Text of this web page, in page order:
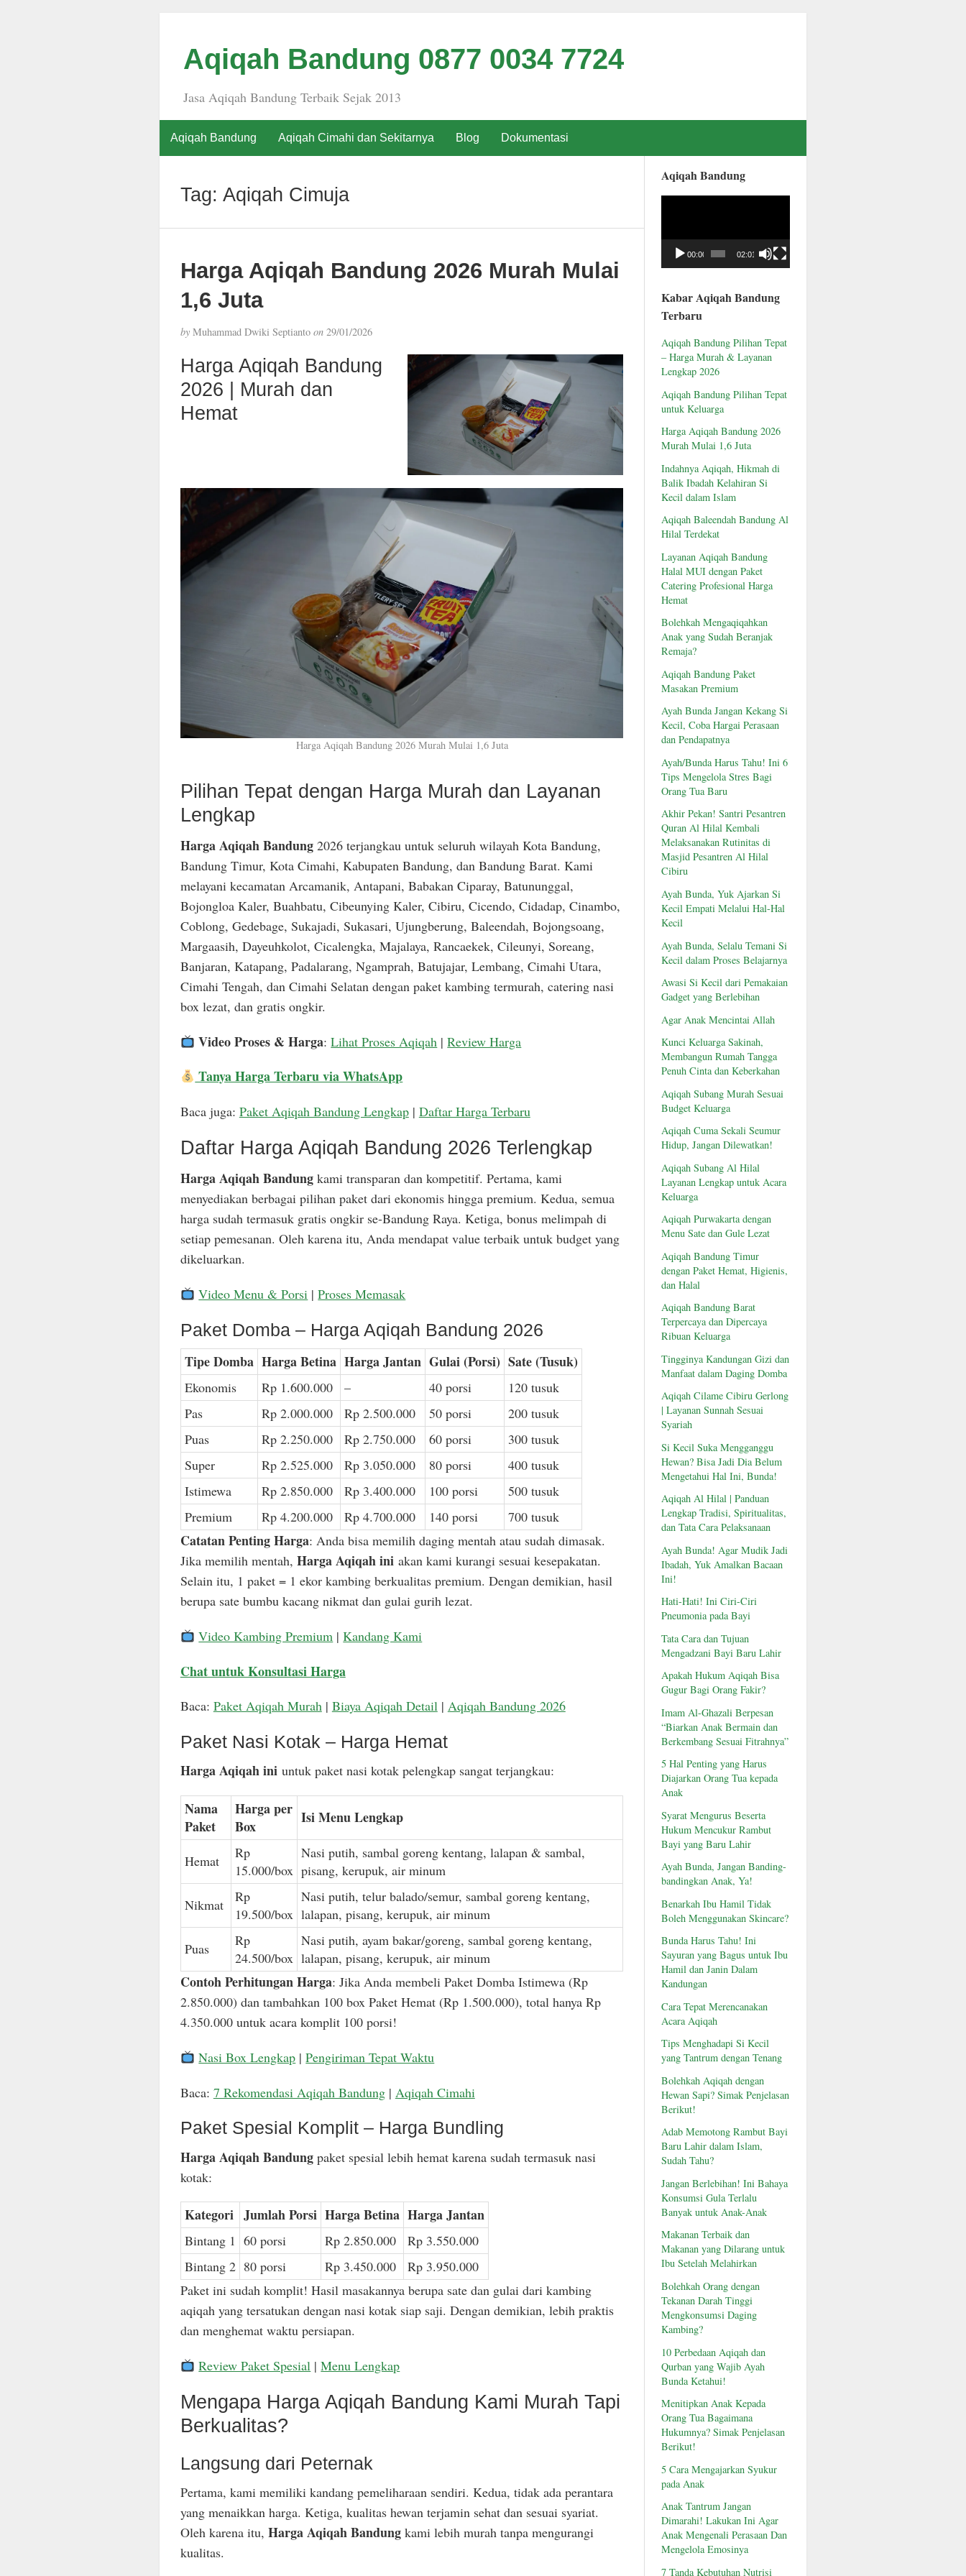
Aqiqah Bandung 0877 0034 7724
Jasa Aqiqah Bandung Terbaik Sejak 2013
Aqiqah Bandung Aqiqah Cimahi dan Sekitarnya Blog Dokumentasi
Tag: Aqiqah Cimuja
Harga Aqiqah Bandung 2026 Murah Mulai
1,6 Juta
byMuhammad Dwiki Septianto on29/01/2026
Harga Aqiqah Bandung
2026 | Murah dan
Hemat
Harga Aqiqah Bandung 2026 Murah Mulai 1,6 Juta
Pilihan Tepat dengan Harga Murah dan Layanan
Lengkap
Harga Aqiqah Bandung2026 terjangkau untuk seluruh wilayah Kota Bandung,
Bandung Timur, Kota Cimahi, Kabupaten Bandung, dan Bandung Barat. Kami
melayani kecamatan Arcamanik, Antapani, Babakan Ciparay, Batununggal,
Bojongloa Kaler, Buahbatu, Cibeunying Kaler, Cibiru, Cicendo, Cidadap, Cinambo,
Coblong, Gedebage, Sukajadi, Sukasari, Ujungberung, Baleendah, Bojongsoang,
Margaasih, Dayeuhkolot, Cicalengka, Majalaya, Rancaekek, Cileunyi, Soreang,
Banjaran, Katapang, Padalarang, Ngamprah, Batujajar, Lembang, Cimahi Utara,
Cimahi Tengah, dan Cimahi Selatan dengan paket kambing termurah, catering nasi
box lezat, dan gratis ongkir.
Video Proses & Harga:Lihat Proses Aqiqah |Review Harga
Tanya Harga Terbaru via WhatsApp
Baca juga: Paket Aqiqah Bandung Lengkap| Daftar Harga Terbaru
Daftar Harga Aqiqah Bandung 2026 Terlengkap
Harga Aqiqah Bandungkami transparan dan kompetitif. Pertama, kami
menyediakan berbagai pilihan paket dari ekonomis hingga premium. Kedua, semua
harga sudah termasuk gratis ongkir se-Bandung Raya. Ketiga, bonus melimpah di
setiap pemesanan. Oleh karena itu, Anda mendapat value terbaik untuk budget yang
dikeluarkan.
Video Menu & Porsi |Proses Memasak
Paket Domba – Harga Aqiqah Bandung 2026
Tipe Domba Harga Betina Harga Jantan Gulai (Porsi) Sate (Tusuk)
Ekonomis Rp 1.600.000 – 40 porsi
120 tusuk
Pas
Rp 2.000.000 Rp 2.500.000 50 porsi
200 tusuk
Puas
Rp 2.250.000 Rp 2.750.000 60 porsi
300 tusuk
Super
Rp 2.525.000 Rp 3.050.000 80 porsi
400 tusuk
Istimewa
Rp 2.850.000 Rp 3.400.000 100 porsi
500 tusuk
Premium
Rp 4.200.000 Rp 4.700.000 140 porsi 700 tusuk
Catatan Penting Harga: Anda bisa memilih daging mentah atau sudah dimasak.
Jika memilih mentah, Harga Aqiqah iniakan kami kurangi sesuai kesepakatan.
Selain itu, 1 paket = 1 ekor kambing berkualitas premium. Dengan demikian, hasil
berupa sate bumbu kacang nikmat dan gulai gurih lezat.
Video Kambing Premium |Kandang Kami
Chat untuk Konsultasi Harga
Baca: Paket Aqiqah Murah| Biaya Aqiqah Detail| Aqiqah Bandung 2026
Paket Nasi Kotak – Harga Hemat
Harga Aqiqah iniuntuk paket nasi kotak pelengkap sangat terjangkau:
Nama
Paket
Harga per
Box
Isi Menu Lengkap
Hemat
Rp
15.000/box
Nasi putih, sambal goreng kentang, lalapan & sambal,
pisang, kerupuk, air minum
Nikmat
Rp
19.500/box
Nasi putih, telur balado/semur, sambal goreng kentang,
lalapan, pisang, kerupuk, air minum
Puas
Rp
24.500/box
Nasi putih, ayam bakar/goreng, sambal goreng kentang,
lalapan, pisang, kerupuk, air minum
Contoh Perhitungan Harga: Jika Anda membeli Paket Domba Istimewa (Rp
2.850.000) dan tambahkan 100 box Paket Hemat (Rp 1.500.000), total hanya Rp
4.350.000 untuk acara komplit 100 porsi!
Nasi Box Lengkap |Pengiriman Tepat Waktu
Baca: 7 Rekomendasi Aqiqah Bandung| Aqiqah Cimahi
Paket Spesial Komplit – Harga Bundling
Harga Aqiqah Bandungpaket spesial lebih hemat karena sudah termasuk nasi
kotak:
Kategori Jumlah Porsi Harga Betina Harga Jantan
Bintang 1 60 porsi Rp 2.850.000
Rp 3.550.000
Bintang 2 80 porsi Rp 3.450.000
Rp 3.950.000
Paket ini sudah komplit! Hasil masakannya berupa sate dan gulai dari kambing
aqiqah yang tersatukan dengan nasi kotak siap saji. Dengan demikian, lebih praktis
dan menghemat waktu persiapan.
Review Paket Spesial |Menu Lengkap
Mengapa Harga Aqiqah Bandung Kami Murah Tapi
Berkualitas?
Langsung dari Peternak
Pertama, kami memiliki kandang pemeliharaan sendiri. Kedua, tidak ada perantara
yang menaikkan harga. Ketiga, kualitas hewan terjamin sehat dan sesuai syariat.
Oleh karena itu, Harga Aqiqah Bandungkami lebih murah tanpa mengurangi
kualitas.
Aqiqah Bandung
00:00 02:01
Kabar Aqiqah Bandung
Terbaru
Aqiqah Bandung Pilihan Tepat
– Harga Murah & Layanan
Lengkap 2026
Aqiqah Bandung Pilihan Tepat
untuk Keluarga
Harga Aqiqah Bandung 2026
Murah Mulai 1,6 Juta
Indahnya Aqiqah, Hikmah di
Balik Ibadah Kelahiran Si
Kecil dalam Islam
Aqiqah Baleendah Bandung Al
Hilal Terdekat
Layanan Aqiqah Bandung
Halal MUI dengan Paket
Catering Profesional Harga
Hemat
Bolehkah Mengaqiqahkan
Anak yang Sudah Beranjak
Remaja?
Aqiqah Bandung Paket
Masakan Premium
Ayah Bunda Jangan Kekang Si
Kecil, Coba Hargai Perasaan
dan Pendapatnya
Ayah/Bunda Harus Tahu! Ini 6
Tips Mengelola Stres Bagi
Orang Tua Baru
Akhir Pekan! Santri Pesantren
Quran Al Hilal Kembali
Melaksanakan Rutinitas di
Masjid Pesantren Al Hilal
Cibiru
Ayah Bunda, Yuk Ajarkan Si
Kecil Empati Melalui Hal-Hal
Kecil
Ayah Bunda, Selalu Temani Si
Kecil dalam Proses Belajarnya
Awasi Si Kecil dari Pemakaian
Gadget yang Berlebihan
Agar Anak Mencintai Allah
Kunci Keluarga Sakinah,
Membangun Rumah Tangga
Penuh Cinta dan Keberkahan
Aqiqah Subang Murah Sesuai
Budget Keluarga
Aqiqah Cuma Sekali Seumur
Hidup, Jangan Dilewatkan!
Aqiqah Subang Al Hilal
Layanan Lengkap untuk Acara
Keluarga
Aqiqah Purwakarta dengan
Menu Sate dan Gule Lezat
Aqiqah Bandung Timur
dengan Paket Hemat, Higienis,
dan Halal
Aqiqah Bandung Barat
Terpercaya dan Dipercaya
Ribuan Keluarga
Tingginya Kandungan Gizi dan
Manfaat dalam Daging Domba
Aqiqah Cilame Cibiru Gerlong
| Layanan Sunnah Sesuai
Syariah
Si Kecil Suka Mengganggu
Hewan? Bisa Jadi Dia Belum
Mengetahui Hal Ini, Bunda!
Aqiqah Al Hilal | Panduan
Lengkap Tradisi, Spiritualitas,
dan Tata Cara Pelaksanaan
Ayah Bunda! Agar Mudik Jadi
Ibadah, Yuk Amalkan Bacaan
Ini!
Hati-Hati! Ini Ciri-Ciri
Pneumonia pada Bayi
Tata Cara dan Tujuan
Mengadzani Bayi Baru Lahir
Apakah Hukum Aqiqah Bisa
Gugur Bagi Orang Fakir?
Imam Al-Ghazali Berpesan
“Biarkan Anak Bermain dan
Berkembang Sesuai Fitrahnya”
5 Hal Penting yang Harus
Diajarkan Orang Tua kepada
Anak
Syarat Mengurus Beserta
Hukum Mencukur Rambut
Bayi yang Baru Lahir
Ayah Bunda, Jangan Banding-
bandingkan Anak, Ya!
Benarkah Ibu Hamil Tidak
Boleh Menggunakan Skincare?
Bunda Harus Tahu! Ini
Sayuran yang Bagus untuk Ibu
Hamil dan Janin Dalam
Kandungan
Cara Tepat Merencanakan
Acara Aqiqah
Tips Menghadapi Si Kecil
yang Tantrum dengan Tenang
Bolehkah Aqiqah dengan
Hewan Sapi? Simak Penjelasan
Berikut!
Adab Memotong Rambut Bayi
Baru Lahir dalam Islam,
Sudah Tahu?
Jangan Berlebihan! Ini Bahaya
Konsumsi Gula Terlalu
Banyak untuk Anak-Anak
Makanan Terbaik dan
Makanan yang Dilarang untuk
Ibu Setelah Melahirkan
Bolehkah Orang dengan
Tekanan Darah Tinggi
Mengkonsumsi Daging
Kambing?
10 Perbedaan Aqiqah dan
Qurban yang Wajib Ayah
Bunda Ketahui!
Menitipkan Anak Kepada
Orang Tua Bagaimana
Hukumnya? Simak Penjelasan
Berikut!
5 Cara Mengajarkan Syukur
pada Anak
Anak Tantrum Jangan
Dimarahi! Lakukan Ini Agar
Anak Mengenali Perasaan Dan
Mengelola Emosinya
7 Tanda Kebutuhan Nutrisi